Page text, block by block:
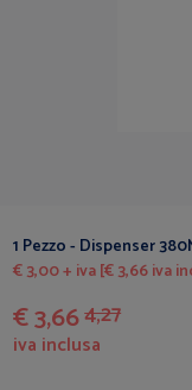
1 Pezzo - Dispenser
€ 3,00 + iva [€ 3,66 iva
€ 3,664,27
iva inclusa